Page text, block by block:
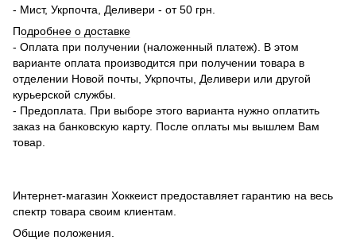
- Мист, Укрпочта, Деливери - от 50 грн.
Подробнее о доставке
- Оплата при получении (наложенный платеж). В этом
варианте оплата производится при получении товара в
отделении Новой почты, Укрпочты, Деливери или другой
курьерской службы.
- Предоплата. При выборе этого варианта нужно оплатить
заказ на банковскую карту. После оплаты мы вышлем Вам
товар.
Интернет-магазин Хоккеист предоставляет гарантию на весь
спектр товара своим клиентам.
Общие положения.